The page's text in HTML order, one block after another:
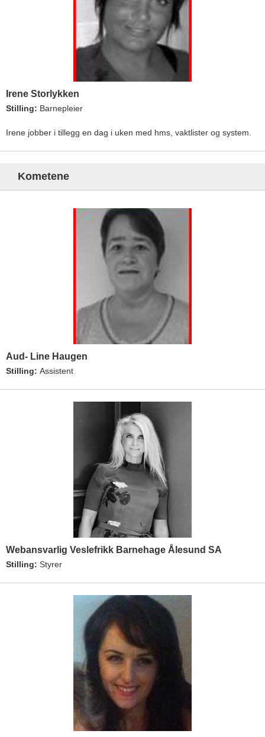
Irene Storlykken
Stilling: Barnepleier
Irene jobber i tillegg en dag i uken med hms, vaktlister og system.
Kometene
Aud- Line Haugen
Stilling: Assistent
Webansvarlig Veslefrikk Barnehage Ålesund SA
Stilling: Styrer